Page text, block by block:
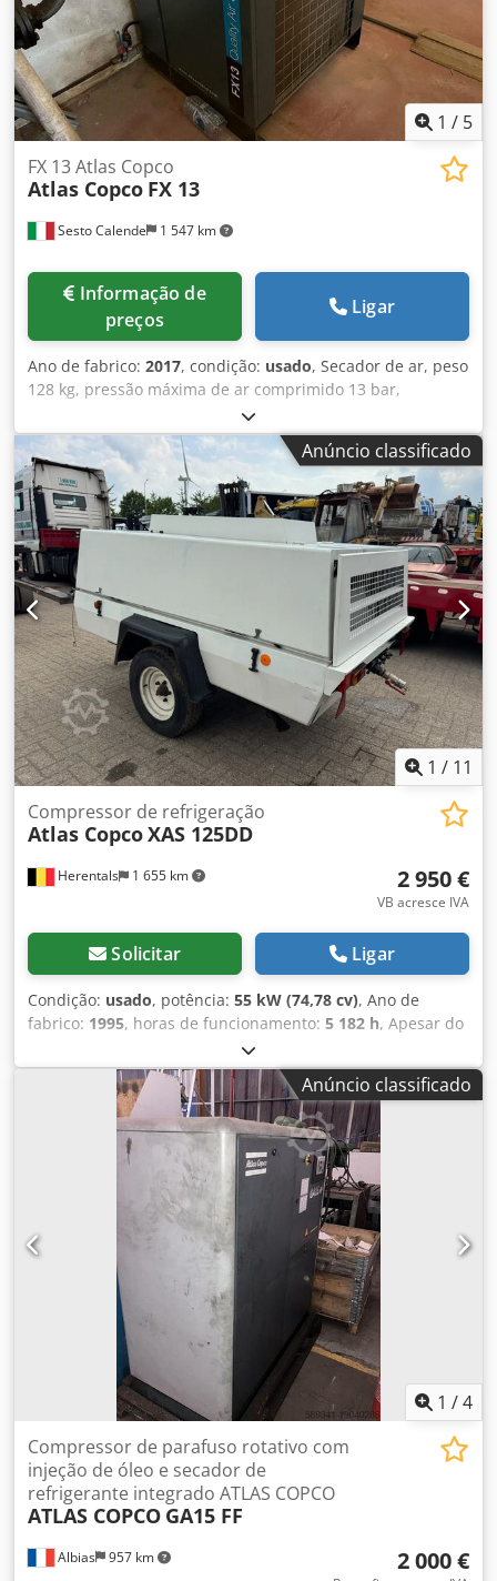
1 / 5
Sesto Calende 1 547 km
FX 13 Atlas Copco
Atlas Copco FX 13
preços
Ligar
Ano de fabrico: 2017, condição: usado, Secador de ar, peso
128 kg, pressão máxima de ar comprimido 13 bar,
temperatura ambiente máxima 46 °C. Cjdpfxow Da Ene An
Tjrf
Anúncio classificado
1 / 11
Herentals 1 655 km
Compressor de refrigeração
Atlas CopcoXAS 125DD
2 950 €
VB acresce IVA
Solicitar Ligar
Condição: usado, potência: 55 kW (74,78 cv), Ano de
fabrico: 1995, horas de funcionamento: 5 182 h, Apesar do
cuidado tomado na introdução correta dos dados, não
podemos ser responsabilizados por eventuais erros
presentes neste anúncio. As imagens podem não
corresponder à realidade. TLD Trucks & Vans BV Wolfstee
44 B-2200 Herentals Bélgica Tel.: Leemans Thierry Tel.:
Leemans Dino = Mais informações = Ano de fabrico: 1995
Finalidade: Construção civil Número de série:
YA304706900245509 Contacte Thierry Leemans para obter
mais informações. Credpfx Anjzr Uxve Tof
Anúncio classificado
1 /4
Albias 957 km
Compressor de parafuso rotativo com
injeção de óleo e secador de
refrigerante integrado ATLAS COPCO
ATLAS COPCO GA15 FF
2 000 €